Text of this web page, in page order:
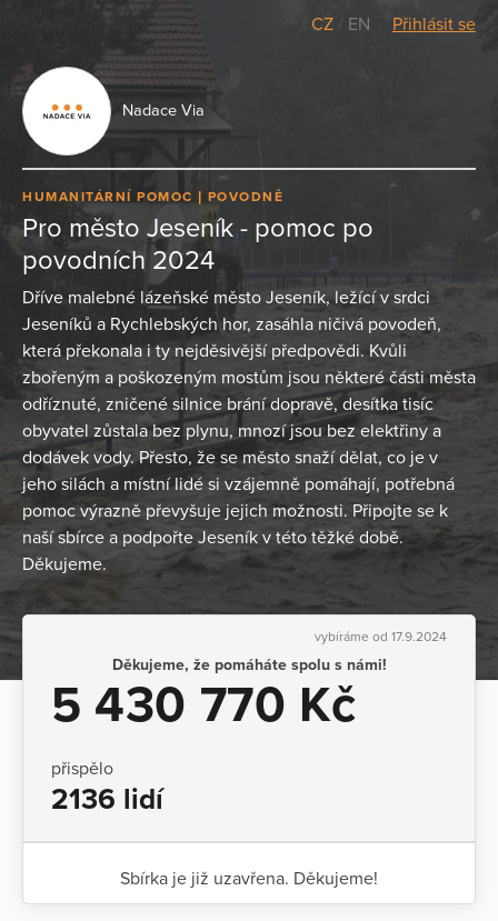
CZ / EN Přihlásit se
Nadace Via
HUMANITÁRNÍ POMOC POVODNĚ
Pro město Jeseník - pomoc po
povodních 2024
Dříve malebné lázeňské město Jeseník, ležící v srdci
Jeseníků a Rychlebských hor, zasáhla ničivá povodeň,
která překonala i ty nejděsivější předpovědi. Kvůli
zbořeným a poškozeným mostům jsou některé části města
odříznuté, zničené silnice brání dopravě, desítka tisíc
obyvatel zůstala bez plynu, mnozí jsou bez elektřiny a
dodávek vody. Přesto, že se město snaží dělat, co je v
jeho silách a místní lidé si vzájemně pomáhají, potřebná
pomoc výrazně převyšuje jejich možnosti. Připojte se k
naší sbírce a podpořte Jeseník v této těžké době.
Děkujeme.
vybíráme od 17.9.2024
Děkujeme, že pomáháte spolu s námi!
5 430 770 Kč
přispělo
2136 lidí
Sbírka je již uzavřena. Děkujeme!